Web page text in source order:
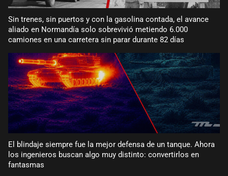
Sin trenes, sin puertos y con la gasolina contada, el avance
aliado en Normandía solo sobrevivió metiendo 6.000
camiones en una carretera sin parar durante 82 días
El blindaje siempre fue la mejor defensa de un tanque. Ahora
los ingenieros buscan algo muy distinto: convertirlos en
fantasmas